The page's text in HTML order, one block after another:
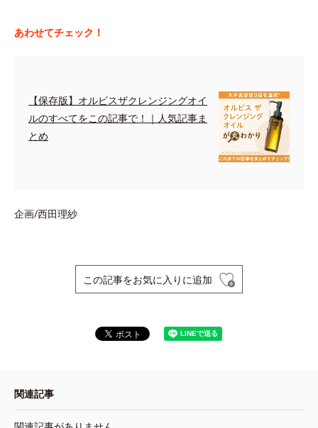
あわせてチェック！
【保存版】オルビスザクレンジングオイ
ルのすべてをこの記事で！｜人気記事ま
とめ
企画/西田理紗
この記事をお気に入りに追加
関連記事